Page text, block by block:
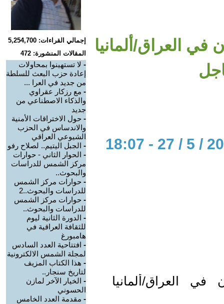
العراق/ألمانيا
العراق/ألمانيا
إجمالي القراءات: 5,254,700
المقالات المنشورة: 472
- لا تستهينوا بمحاولات
إعادة حزب البعث للسلطة
من جديد في العرا ...
- مع رزكار عقراوي
والذكاء الاصطناعي من
جديد
- حول الاختراقات الأمنية
والاندساس في الحزب
الشيوعي العراقي
- الجبل اليتيم.. لصلاح رفو
- الحوار الثاني - حوارات
مركز الشمس للدراسات
والبحوث..
- حوارات مركز الشمس
للدراسات والبحوث..2
- حوارات مركز الشمس
للدراسات والبحوث..
- الدورة الثانية ليوم
للثقافة العراقية في
هامبورغ
- افتتاحية العدد السادس
لمجلة الشمس الالكترونية
- هذا الكتاب المزيف
لتاريخ سنجار..
- الخيار الآخر لمازن
الحسوني
- مقدمة العدد الخامس